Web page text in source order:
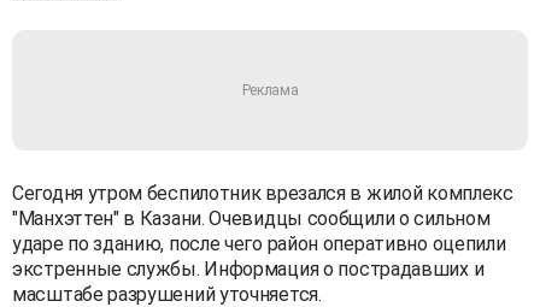
Сегодня утром беспилотник врезался в жилой комплекс
"Манхэттен" в Казани. Очевидцы сообщили о сильном
ударе по зданию, после чего район оперативно оцепили
экстренные службы. Информация о пострадавших и
масштабе разрушений уточняется.